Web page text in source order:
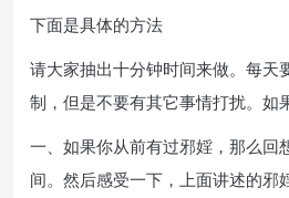
下面是具体的方法
请大家抽出十分钟时间来做。每天
制，但是不要有其它事情打扰。如
一、如果你从前有过邪婬，那么回
间。然后感受一下，上面讲述的邪